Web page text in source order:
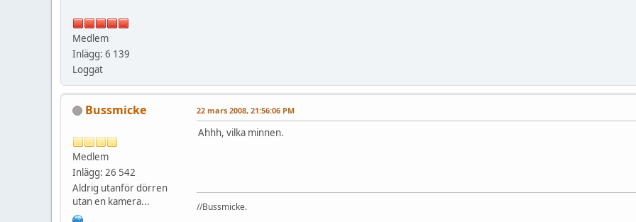
Medlem
Inlägg: 6 139
Loggat
Bussmicke
Medlem
Inlägg: 26 542
Aldrig utanför dörren
utan en kamera...
22 mars 2008, 21:56:06 PM
Ahhh, vilka minnen.
//Bussmicke.